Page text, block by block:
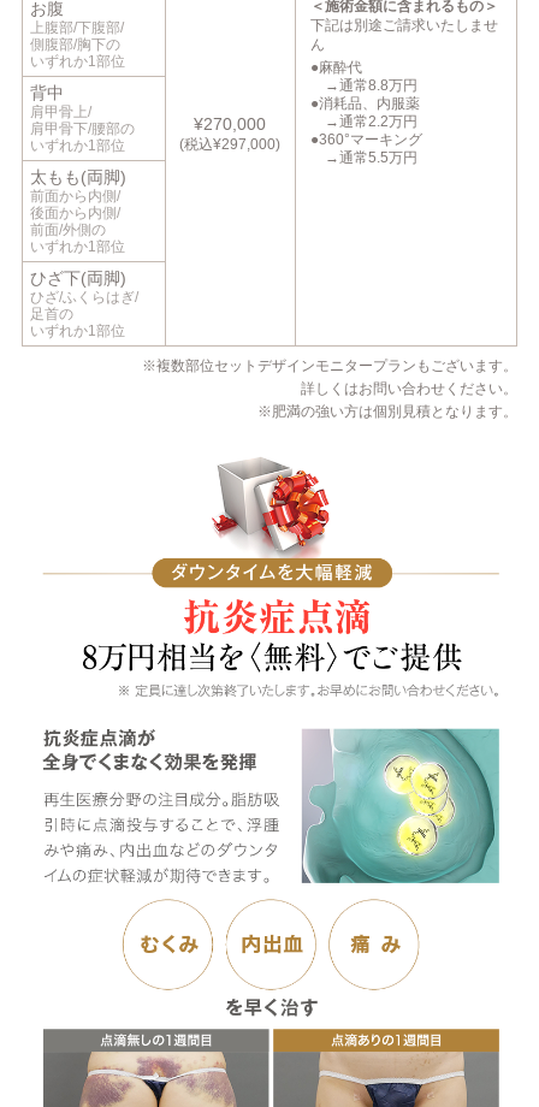
＜施術金額に含まれるもの＞
下記は別途ご請求いたしませ
ん
麻酔代
→通常8.8万円
消耗品、内服薬
→通常2.2万円
360°マーキング
→通常5.5万円
¥270,000
(税込¥297,000)
お腹
上腹部/下腹部/
側腹部/胸下の
いずれか1部位
背中
肩甲骨上/
肩甲骨下/腰部の
いずれか1部位
太もも(両脚)
前面から内側/
後面から内側/
前面/外側の
いずれか1部位
ひざ下(両脚)
ひざ/ふくらはぎ/
足首の
いずれか1部位
※複数部位セットデザインモニタープランもございます。
詳しくはお問い合わせください。
※肥満の強い方は個別見積となります。